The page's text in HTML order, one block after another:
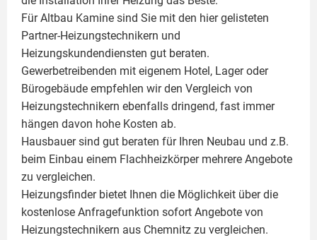
Für Altbau Kamine sind Sie mit den hier gelisteten
Partner-Heizungstechnikern und
Heizungskundendiensten gut beraten.
Gewerbetreibenden mit eigenem Hotel, Lager oder
Bürogebäude empfehlen wir den Vergleich von
Heizungstechnikern ebenfalls dringend, fast immer
hängen davon hohe Kosten ab.
Hausbauer sind gut beraten für Ihren Neubau und z.B.
beim Einbau einem Flachheizkörpermehrere Angebote
zu vergleichen.
Heizungsfinder bietet Ihnen die Möglichkeit über die
kostenlose Anfragefunktion sofort Angebote von
Heizungstechnikern aus Chemnitz zu vergleichen.